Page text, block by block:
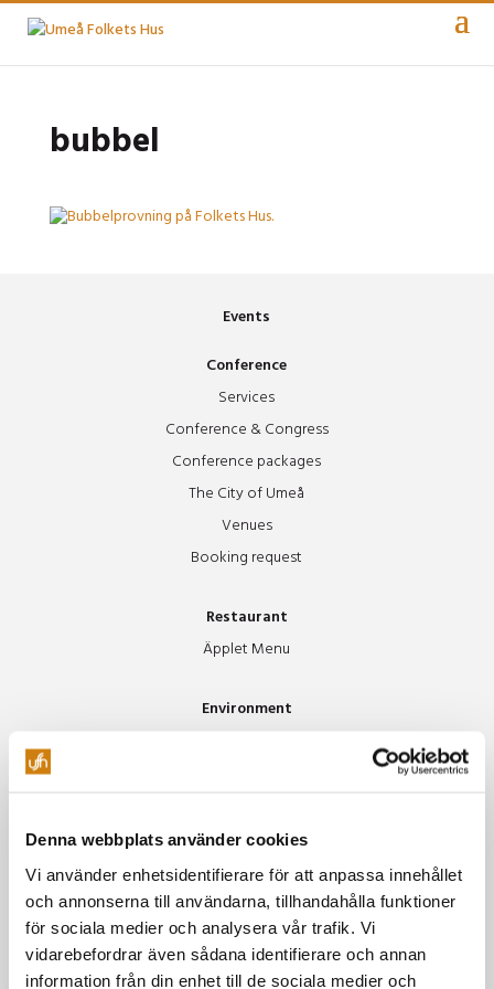
Denna webbplats använder cookies
Vi använder enhetsidentifierare för att anpassa innehållet
och annonserna till användarna, tillhandahålla funktioner
för sociala medier och analysera vår trafik. Vi
vidarebefordrar även sådana identifierare och annan
information från din enhet till de sociala medier och
bubbel
Events
Conference
Services
Conference & Congress
Conference packages
The City of Umeå
Venues
Booking request
Restaurant
Äpplet Menu
Environment
Green traveling
About us
Styrelsen
House of Metal